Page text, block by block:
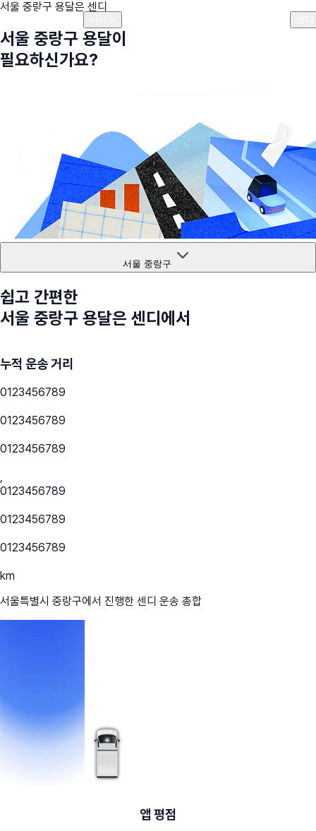
서울 중랑구 용달은 센디
서울 중랑구 용달이
필요하신가요?
서울 중랑구
쉽고 간편한
서울 중랑구 용달은 센디에서
누적 운송 거리
0123456789
0123456789
0123456789
,
0123456789
0123456789
0123456789
km
서울특별시 중랑구에서 진행한 센디 운송 총합
앱 평점